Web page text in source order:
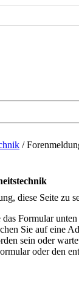
/
diese Seite zu
Formular
Sie auf eine
sein oder
oder den